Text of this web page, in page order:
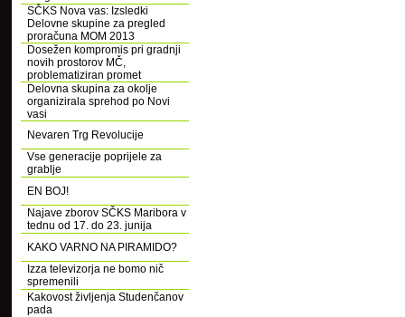
SČKS Nova vas: Izsledki
Delovne skupine za pregled
proračuna MOM 2013
Dosežen kompromis pri gradnji
novih prostorov MČ,
problematiziran promet
Delovna skupina za okolje
organizirala sprehod po Novi
vasi
Nevaren Trg Revolucije
Vse generacije poprijele za
grablje
EN BOJ!
Najave zborov SČKS Maribora v
tednu od 17. do 23. junija
KAKO VARNO NA PIRAMIDO?
Izza televizorja ne bomo nič
spremenili
Kakovost življenja Studenčanov
pada